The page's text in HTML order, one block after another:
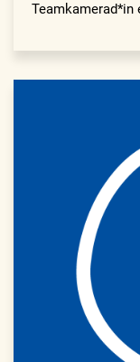
Teamkamerad*in